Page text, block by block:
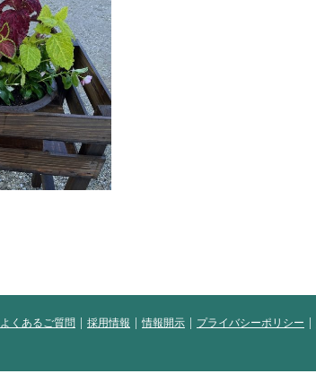
よくあるご質問 採用情報 情報開示 プライバシーポリシー